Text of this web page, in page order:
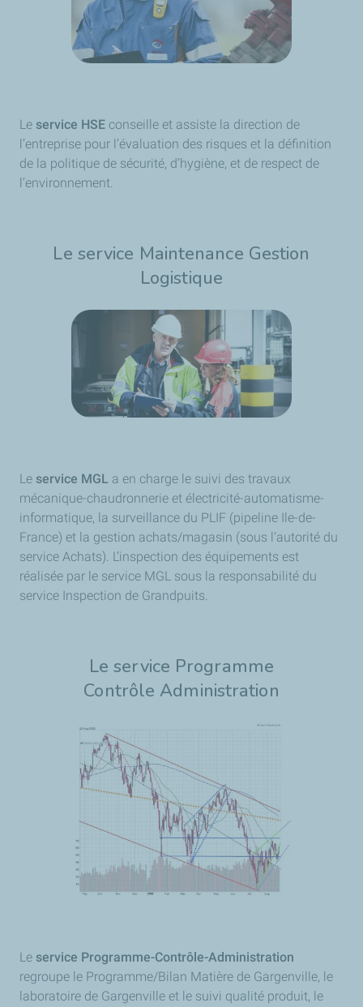
Le service HSE conseille et assiste la direction de
l’entreprise pour l’évaluation des risques et la définition
de la politique de sécurité, d’hygiène, et de respect de
l’environnement.
Le service Maintenance Gestion
Logistique
​Le service MGL a en charge le suivi des travaux
mécanique-chaudronnerie et électricité-automatisme-
informatique, la surveillance du PLIF (pipeline Ile-de-
France) et la gestion achats/magasin (sous l’autorité du
service Achats). L’inspection des équipements est
réalisée par le service MGL sous la responsabilité du
service Inspection de Grandpuits.
Le service Programme
Contrôle Administration
Le service Programme-Contrôle-Administration
regroupe le Programme/Bilan Matière de Gargenville, le
laboratoire de Gargenville et le suivi qualité produit, le